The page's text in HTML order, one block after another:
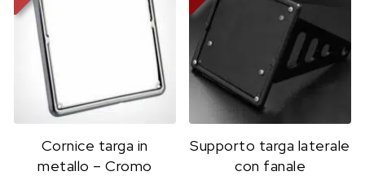
Cornice targa in
metallo – Cromo
Supporto targa laterale
con fanale